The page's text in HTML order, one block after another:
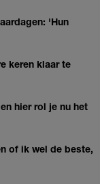
'Hun
keren klaar te
hier rol je nu het
of ik wel de beste,